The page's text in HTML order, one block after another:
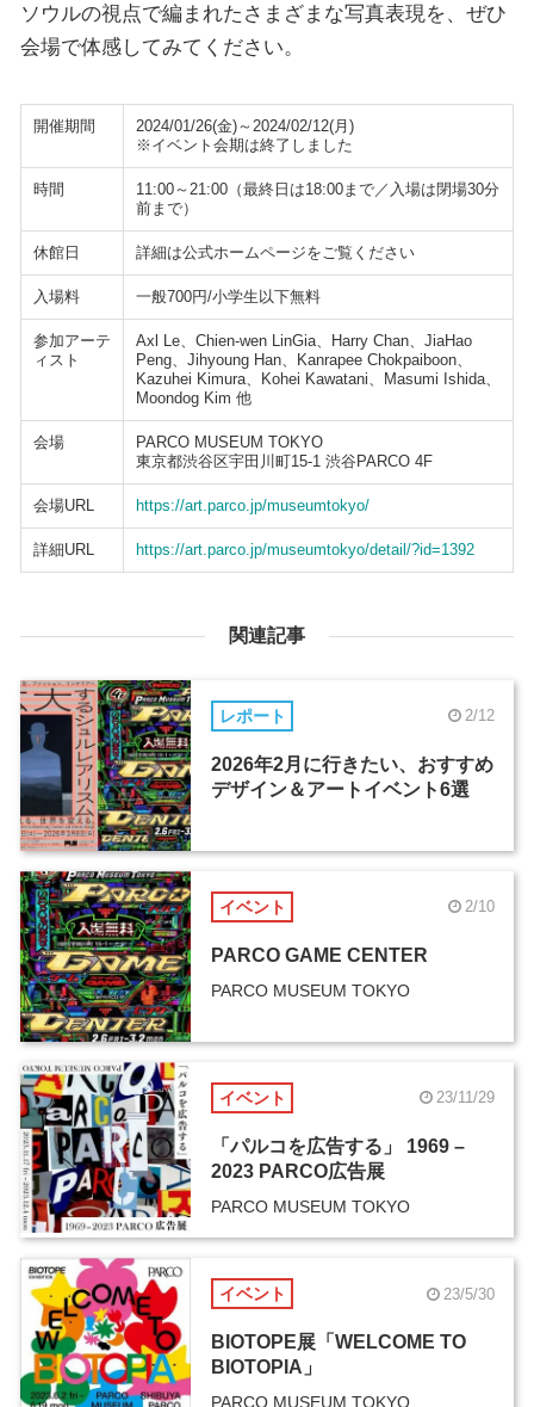
ソウルの視点で編まれたさまざまな写真表現を、ぜひ
会場で体感してみてください。
開催期間
2024/01/26(金)～2024/02/12(月)
※イベント会期は終了しました
時間
11:00～21:00（最終日は18:00まで／入場は閉場30分
前まで）
休館日 詳細は公式ホームページをご覧ください
入場料 一般700円/小学生以下無料
参加アーテ
ィスト
Axl Le、Chien-wen LinGia、Harry Chan、JiaHao
Peng、Jihyoung Han、Kanrapee Chokpaiboon、
Kazuhei Kimura、Kohei Kawatani、Masumi Ishida、
Moondog Kim 他
会場
PARCO MUSEUM TOKYO
東京都渋谷区宇田川町15-1 渋谷PARCO 4F
会場URL https://art.parco.jp/museumtokyo/
詳細URL https://art.parco.jp/museumtokyo/detail/?id=1392
関連記事
レポート 2/12
2026年2月に行きたい、おすすめ
デザイン＆アートイベント6選
イベント 2/10
PARCO GAME CENTER
PARCO MUSEUM TOKYO
イベント 23/11/29
「パルコを広告する」 1969 –
2023 PARCO広告展
PARCO MUSEUM TOKYO
イベント 23/5/30
BIOTOPE展「WELCOME TO
BIOTOPIA」
PARCO MUSEUM TOKYO